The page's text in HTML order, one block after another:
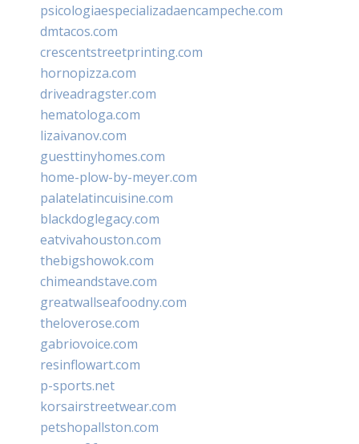
psicologiaespecializadaencampeche.com
dmtacos.com
crescentstreetprinting.com
hornopizza.com
driveadragster.com
hematologa.com
lizaivanov.com
guesttinyhomes.com
home-plow-by-meyer.com
palatelatincuisine.com
blackdoglegacy.com
eatvivahouston.com
thebigshowok.com
chimeandstave.com
greatwallseafoodny.com
theloverose.com
gabriovoice.com
resinflowart.com
p-sports.net
korsairstreetwear.com
petshopallston.com